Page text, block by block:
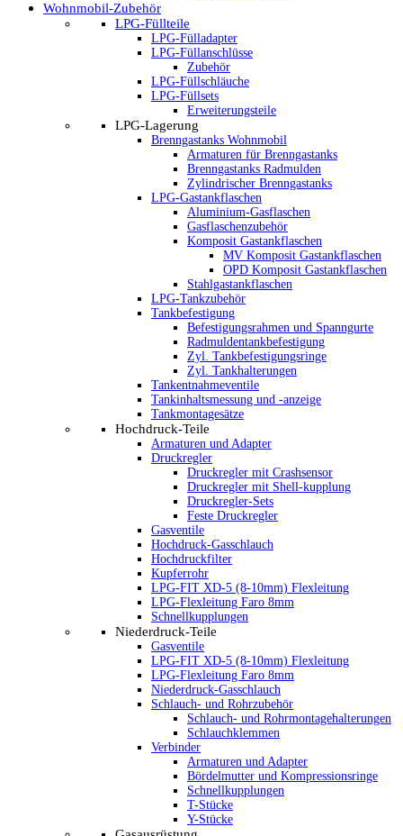
Wohnmobil-Zubehör
LPG-Füllteile
LPG-Fülladapter
LPG-Füllanschlüsse
Zubehör
LPG-Füllschläuche
LPG-Füllsets
Erweiterungsteile
LPG-Lagerung
Brenngastanks Wohnmobil
Armaturen für Brenngastanks
Brenngastanks Radmulden
Zylindrischer Brenngastanks
LPG-Gastankflaschen
Aluminium-Gasflaschen
Gasflaschenzubehör
Komposit Gastankflaschen
MV Komposit Gastankflaschen
OPD Komposit Gastankflaschen
Stahlgastankflaschen
LPG-Tankzubehör
Tankbefestigung
Befestigungsrahmen und Spanngurte
Radmuldentankbefestigung
Zyl. Tankbefestigungsringe
Zyl. Tankhalterungen
Tankentnahmeventile
Tankinhaltsmessung und -anzeige
Tankmontagesätze
Hochdruck-Teile
Armaturen und Adapter
Druckregler
Druckregler mit Crashsensor
Druckregler mit Shell-kupplung
Druckregler-Sets
Feste Druckregler
Gasventile
Hochdruck-Gasschlauch
Hochdruckfilter
Kupferrohr
LPG-FIT XD-5 (8-10mm) Flexleitung
LPG-Flexleitung Faro 8mm
Schnellkupplungen
Niederdruck-Teile
Gasventile
LPG-FIT XD-5 (8-10mm) Flexleitung
LPG-Flexleitung Faro 8mm
Niederdruck-Gasschlauch
Schlauch- und Rohrzubehör
Schlauch- und Rohrmontagehalterungen
Schlauchklemmen
Verbinder
Armaturen und Adapter
Bördelmutter und Kompressionsringe
Schnellkupplungen
T-Stücke
Y-Stücke